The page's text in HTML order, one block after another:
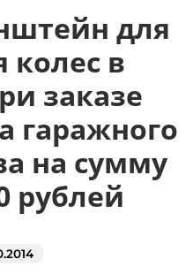
для
колес в
заказе
гаражного
на сумму
рублей